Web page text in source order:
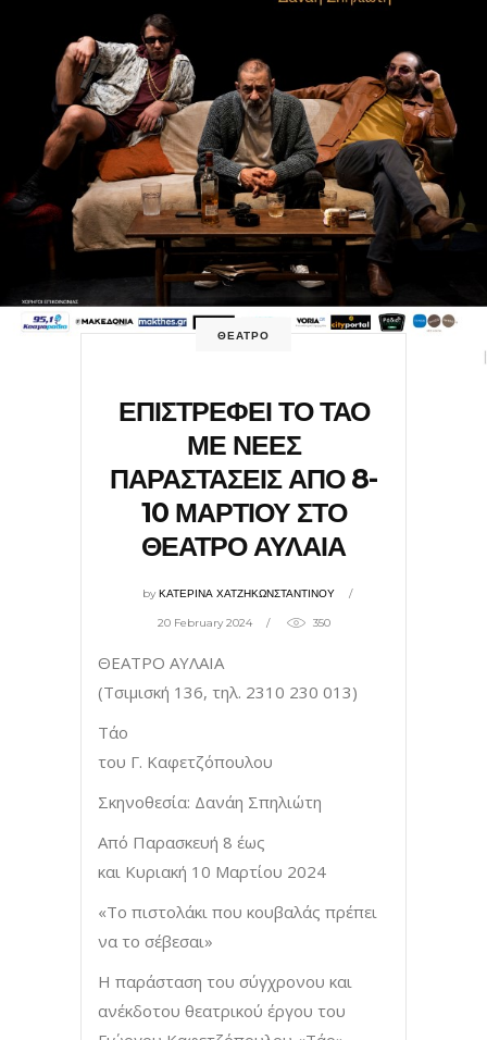
ΘΕΑΤΡΟ
ΕΠΙΣΤΡΕΦΕΙ ΤΟ ΤΑΟ
ΜΕ ΝΕΕΣ
ΠΑΡΑΣΤΑΣΕΙΣ ΑΠΟ 8-
10 ΜΑΡΤΙΟΥ ΣΤΟ
ΘΕΑΤΡΟ ΑΥΛΑΙΑ
byΚΑΤΕΡΙΝΑ ΧΑΤΖΗΚΩΝΣΤΑΝΤΙΝΟΥ
20 February 2024 350
ΘΕΑΤΡΟ ΑΥΛΑΙΑ
(Τσιμισκή 136, τηλ. 2310 230 013)
Τάο
του Γ. Καφετζόπουλου
Σκηνοθεσία: Δανάη Σπηλιώτη
Από Παρασκευή 8 έως
και Κυριακή 10 Μαρτίου 2024
«Το πιστολάκι που κουβαλάς πρέπει
να το σέβεσαι»
Η παράσταση του σύγχρονου και
ανέκδοτου θεατρικού έργου του